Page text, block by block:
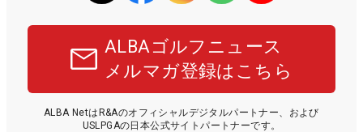
ALBAゴルフニュース
メルマガ登録はこちら
ALBA NetはR&Aのオフィシャルデジタルパートナー、および
USLPGAの日本公式サイトパートナーです。